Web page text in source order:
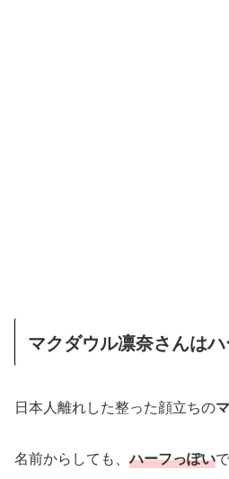
マクダウル凛奈さんはハ
日本人離れした整った顔立ちの
名前からしても、ハーフっぽい